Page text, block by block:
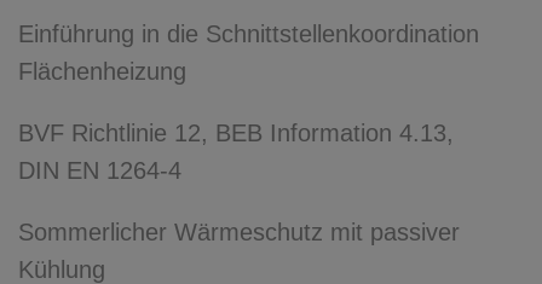
Einführung in die Schnittstellenkoordination
Flächenheizung
BVF Richtlinie 12, BEB Information 4.13,
DIN EN 1264-4
Sommerlicher Wärmeschutz mit passiver
Kühlung